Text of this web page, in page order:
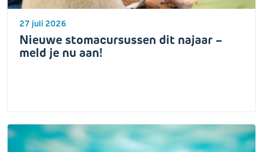
27 juli 2026
Nieuwe stomacursussen dit najaar –
meld je nu aan!